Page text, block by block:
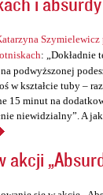
Szymielewicz
: „Dokładnie
podwyższonej
w kształcie tuby –
15 minut na
niewidzialny”. A
akcji